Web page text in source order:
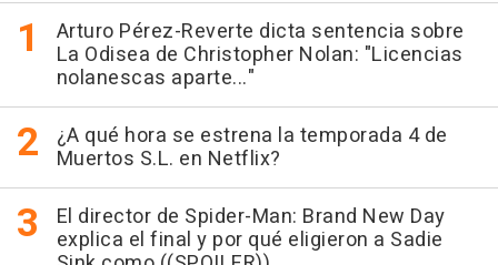
Arturo Pérez-Reverte dicta sentencia sobre
La Odisea de Christopher Nolan: "Licencias
nolanescas aparte..."
¿A qué hora se estrena la temporada 4 de
Muertos S.L. en Netflix?
El director de Spider-Man: Brand New Day
explica el final y por qué eligieron a Sadie